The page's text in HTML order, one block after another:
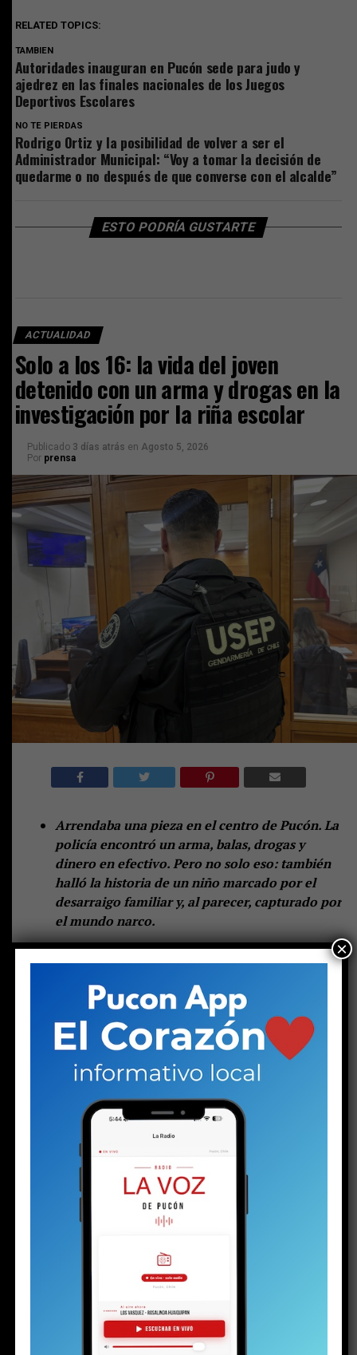
RELATED TOPICS:
TAMBIEN
Autoridades inauguran en Pucón sede para judo y
ajedrez en las finales nacionales de los Juegos
Deportivos Escolares
NO TE PIERDAS
Rodrigo Ortiz y la posibilidad de volver a ser el
Administrador Municipal: “Voy a tomar la decisión de
quedarme o no después de que converse con el alcalde”
ESTO PODRÍA GUSTARTE
ACTUALIDAD
Solo a los 16: la vida del joven
detenido con un arma y drogas en la
investigación por la riña escolar
Publicado 3 días atrás en Agosto 5, 2026
Por prensa
Arrendaba una pieza en el centro de Pucón. La
policía encontró un arma, balas, drogas y
dinero en efectivo. Pero no solo eso: también
halló la historia de un niño marcado por el
desarraigo familiar y, al parecer, capturado por
el mundo narco.
—Lo dejaron tirado igual que a mí.
Las palabras de una joven en el hall central de espera
del tribunal de Pucón suenan duras. Las escuchan otras
dos mujeres: una de mediana edad y otra mayor. Las tres
se muerden los labios, como haciendo un esfuerzo por
contener las lágrimas. Pero la mayor no puede.Una
gota brota de sus ojos y rueda lentamente por su
mejilla, enrojecida por el frío invierno puconino. Su
rostro está endurecido. Se nota rabia, enojo e
impotencia. Quizás todo al mismo tiempo. Pero la
parte del enojo aumenta cuando un hombre llega a
Ambos son los progenitores del
años detenido el martes con un arma y drogas, en el
contexto de la investigación por la
riña escolar
de detención en el juzgado de calle Arauco ya había
terminado. El padre llegó tarde. Al parecer, una vez más.
×